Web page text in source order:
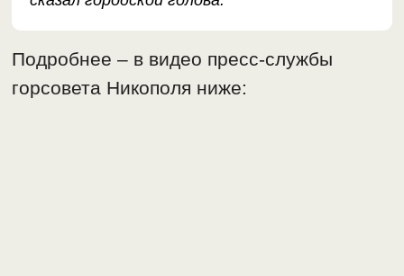
Подробнее – в видео пресс-службы
горсовета Никополя ниже: